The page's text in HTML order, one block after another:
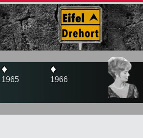
♦
1966 1970